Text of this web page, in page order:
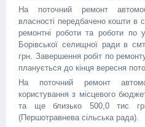
На поточний ремонт
власності передбачено кошти в
ремонтні роботи та роботи по
Борівської селищної ради в
грн. Завершення робіт по
планується до кінця вересня
На поточний ремонт
користування з місцевого
та ще близько 500,0 тис
(Першотравнева сільська рада).